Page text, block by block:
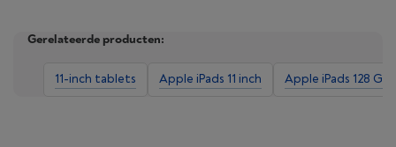
Gerelateerde producten:
11-inch tablets Apple iPads 11 inch Apple iPads 128 GB